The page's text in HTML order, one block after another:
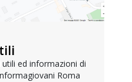
utili ed informazioni di
Roma